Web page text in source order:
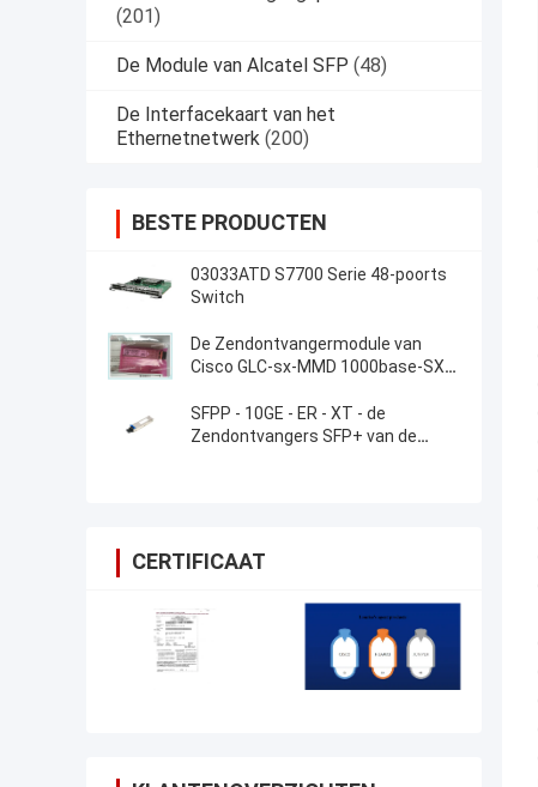
(201)
De Module van Alcatel SFP (48)
De Interfacekaart van het
Ethernetnetwerk (200)
BESTE PRODUCTEN
03033ATD S7700 Serie 48-poorts
Switch
De Zendontvangermodule van
Cisco GLC-sx-MMD 1000base-SX
SFPP - 10GE - ER - XT - de
Zendontvangers SFP+ van de
CERTIFICAAT